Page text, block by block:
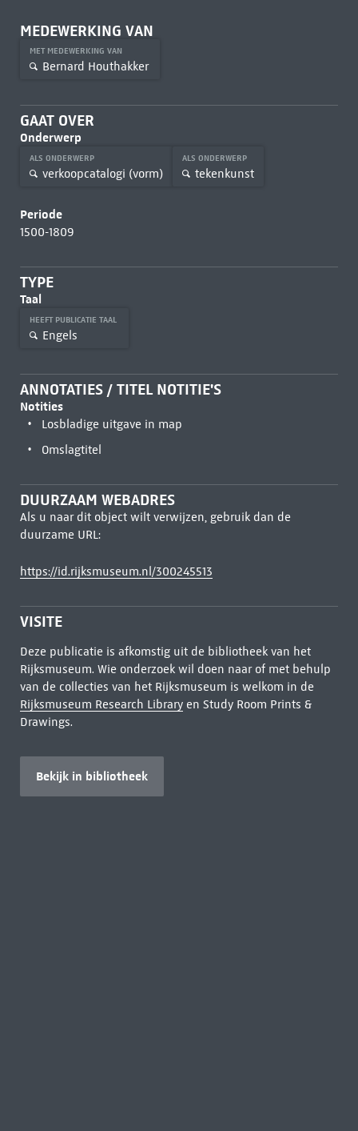
MEDEWERKING VAN
MET MEDEWERKING VAN
Bernard Houthakker
GAAT OVER
Onderwerp
ALS ONDERWERP
verkoopcatalogi (vorm)
ALS ONDERWERP
tekenkunst
Periode
1500-1809
TYPE
Taal
HEEFT PUBLICATIE TAAL
Engels
ANNOTATIES / TITEL NOTITIE'S
Notities
Losbladige uitgave in map
Omslagtitel
DUURZAAM WEBADRES
Als u naar dit object wilt verwijzen, gebruik dan de
duurzame URL:
https://id.rijksmuseum.nl/300245513
VISITE
Deze publicatie is afkomstig uit de bibliotheek van het
Rijksmuseum. Wie onderzoek wil doen naar of met behulp
van de collecties van het Rijksmuseum is welkom in de
Rijksmuseum Research Libraryen Study Room Prints &
Drawings.
Bekijk in bibliotheek